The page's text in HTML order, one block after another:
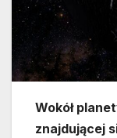
Wokół
znajdującej